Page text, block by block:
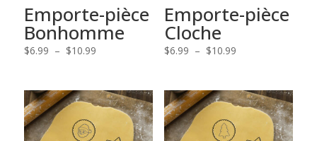
Emporte-pièce
Bonhomme
$6.99 – $10.99Plage
$6.99
Emporte-pièce
Cloche
$6.99 – $10.99Plage
$6.99